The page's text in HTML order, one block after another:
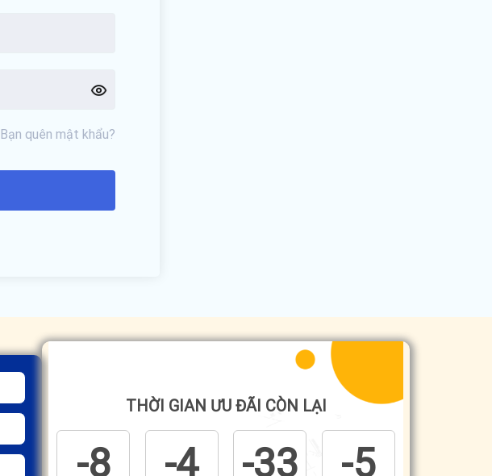
Bạn quên mật khẩu?
THỜI GIAN ƯU ĐÃI CÒN LẠI
-8 -4 -33 -5